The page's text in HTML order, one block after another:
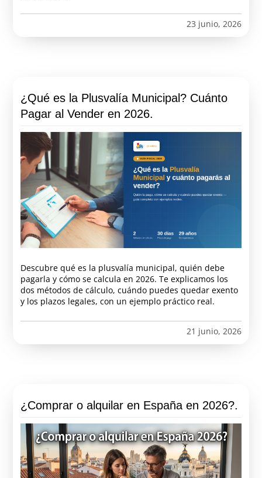
23 junio, 2026
¿Qué es la Plusvalía Municipal? Cuánto
Pagar al Vender en 2026.
Descubre qué es la plusvalía municipal, quién debe
pagarla y cómo se calcula en 2026. Te explicamos los
dos métodos de cálculo, cuándo puedes quedar exento
y los plazos legales, con un ejemplo práctico real.
21 junio, 2026
¿Comprar o alquilar en España en 2026?.